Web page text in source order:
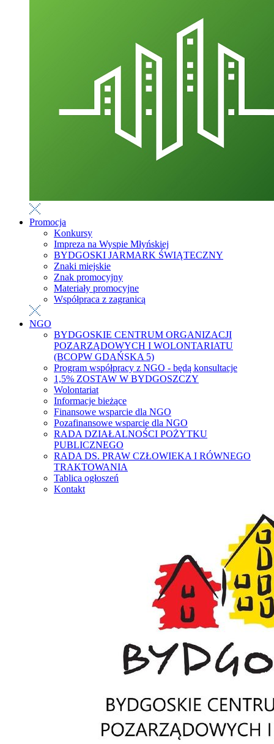
Promocja
Konkursy
Impreza na Wyspie Młyńskiej
BYDGOSKI JARMARK ŚWIĄTECZNY
Znaki miejskie
Znak promocyjny
Materiały promocyjne
Współpraca z zagranicą
NGO
BYDGOSKIE CENTRUM ORGANIZACJI
POZARZĄDOWYCH I WOLONTARIATU
(BCOPW GDAŃSKA 5)
Program współpracy z NGO - będą konsultacje
1,5% ZOSTAW W BYDGOSZCZY
Wolontariat
Informacje bieżące
Finansowe wsparcie dla NGO
Pozafinansowe wsparcie dla NGO
RADA DZIAŁALNOŚCI POŻYTKU
PUBLICZNEGO
RADA DS. PRAW CZŁOWIEKA I RÓWNEGO
TRAKTOWANIA
Tablica ogłoszeń
Kontakt